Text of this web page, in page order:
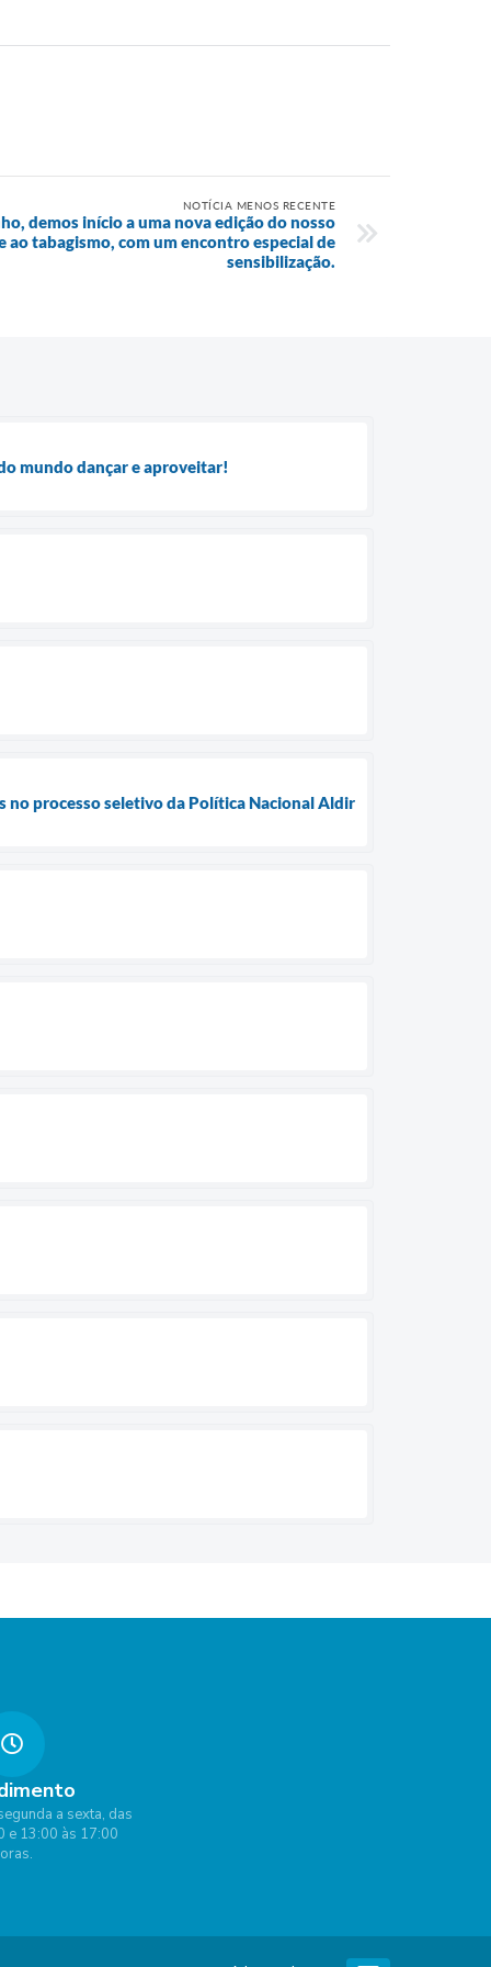
NOTÍCIA MENOS RECENTE
demos início a uma nova edição do nosso
ao tabagismo, com um encontro especial de
sensibilização.
mundo dançar e aproveitar!
processo seletivo da Política Nacional Aldir
a sexta, das
e 13:00 às 17:00